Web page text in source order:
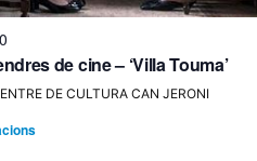
de cine – ‘Villa Touma’
DE CULTURA CAN JERONI